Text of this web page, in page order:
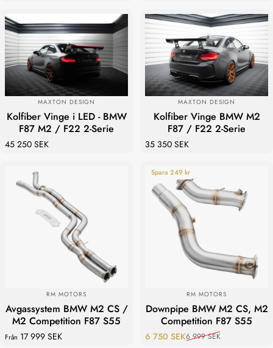
LEVERANTÖR:
MAXTON DESIGN
Kolfiber Vinge i LED - BMW
F87 M2 / F22 2-Serie
45 250 SEK
LEVERANTÖR:
MAXTON DESIGN
Kolfiber Vinge BMW M2
F87 / F22 2-Serie
35 350 SEK
LEVERANTÖR:
RM MOTORS
Avgassystem BMW M2 CS /
M2 Competition F87 S55
Från 17 999 SEK
Spara 249 kr
LEVERANTÖR:
RM MOTORS
Downpipe BMW M2 CS, M2
Competition F87 S55
Reapris
6 750 SEK
Ordinarie pris6 999 SEK